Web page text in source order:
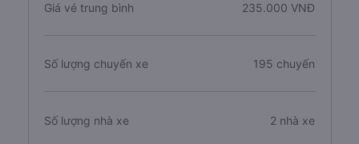
Giá vé trung bình 235.000 VNĐ
Số lượng chuyến xe 195 chuyến
Số lượng nhà xe 2 nhà xe